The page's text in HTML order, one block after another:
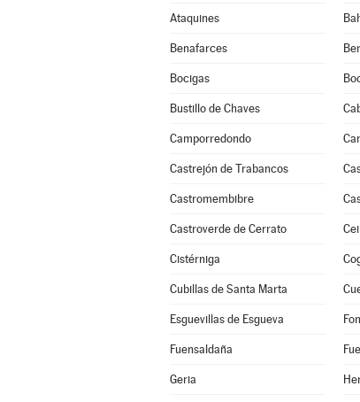
Ataquines
Benafarces
Bocigas
Bustillo de Chaves
Camporredondo
Castrejón de Trabancos
Castromembibre
Castroverde de Cerrato
Cistérniga
Cubillas de Santa Marta
Esguevillas de Esgueva
Fuensaldaña
Geria